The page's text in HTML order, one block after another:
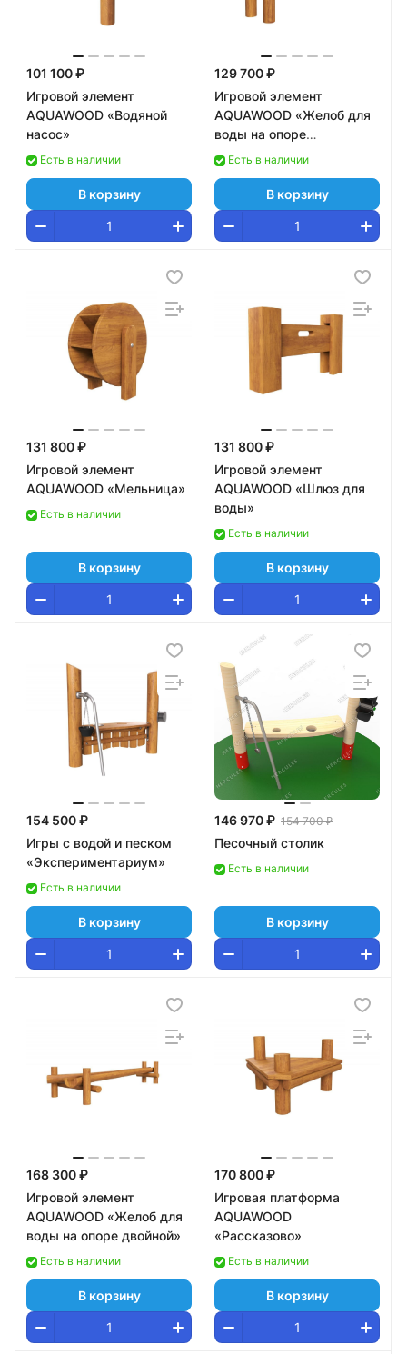
101 100 ₽
Игровой элемент
AQUAWOOD «Водяной
насос»
Есть в наличии
В корзину
129 700 ₽
Игровой элемент
AQUAWOOD «Желоб для
воды на опоре
одинарный»
Есть в наличии
В корзину
131 800 ₽
Игровой элемент
AQUAWOOD «Мельница»
Есть в наличии
В корзину
131 800 ₽
Игровой элемент
AQUAWOOD «Шлюз для
воды»
Есть в наличии
В корзину
154 500 ₽
Игры с водой и песком
«Экспериментариум»
Есть в наличии
В корзину
146 970 ₽ 154 700 ₽
Песочный столик
Есть в наличии
В корзину
168 300 ₽
Игровой элемент
AQUAWOOD «Желоб для
воды на опоре двойной»
Есть в наличии
В корзину
170 800 ₽
Игровая платформа
AQUAWOOD
«Рассказово»
Есть в наличии
В корзину